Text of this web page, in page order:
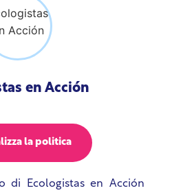
il tempo di viaggio è più
deve prima interrogarsi
e utilizzare l'aereo
realmente necessario.
ambizioso di ridurre le
di 50% rispetto ai livelli
dei viaggi aerei dal 2007.
en Acción
la politica
di Ecologistas en Acción